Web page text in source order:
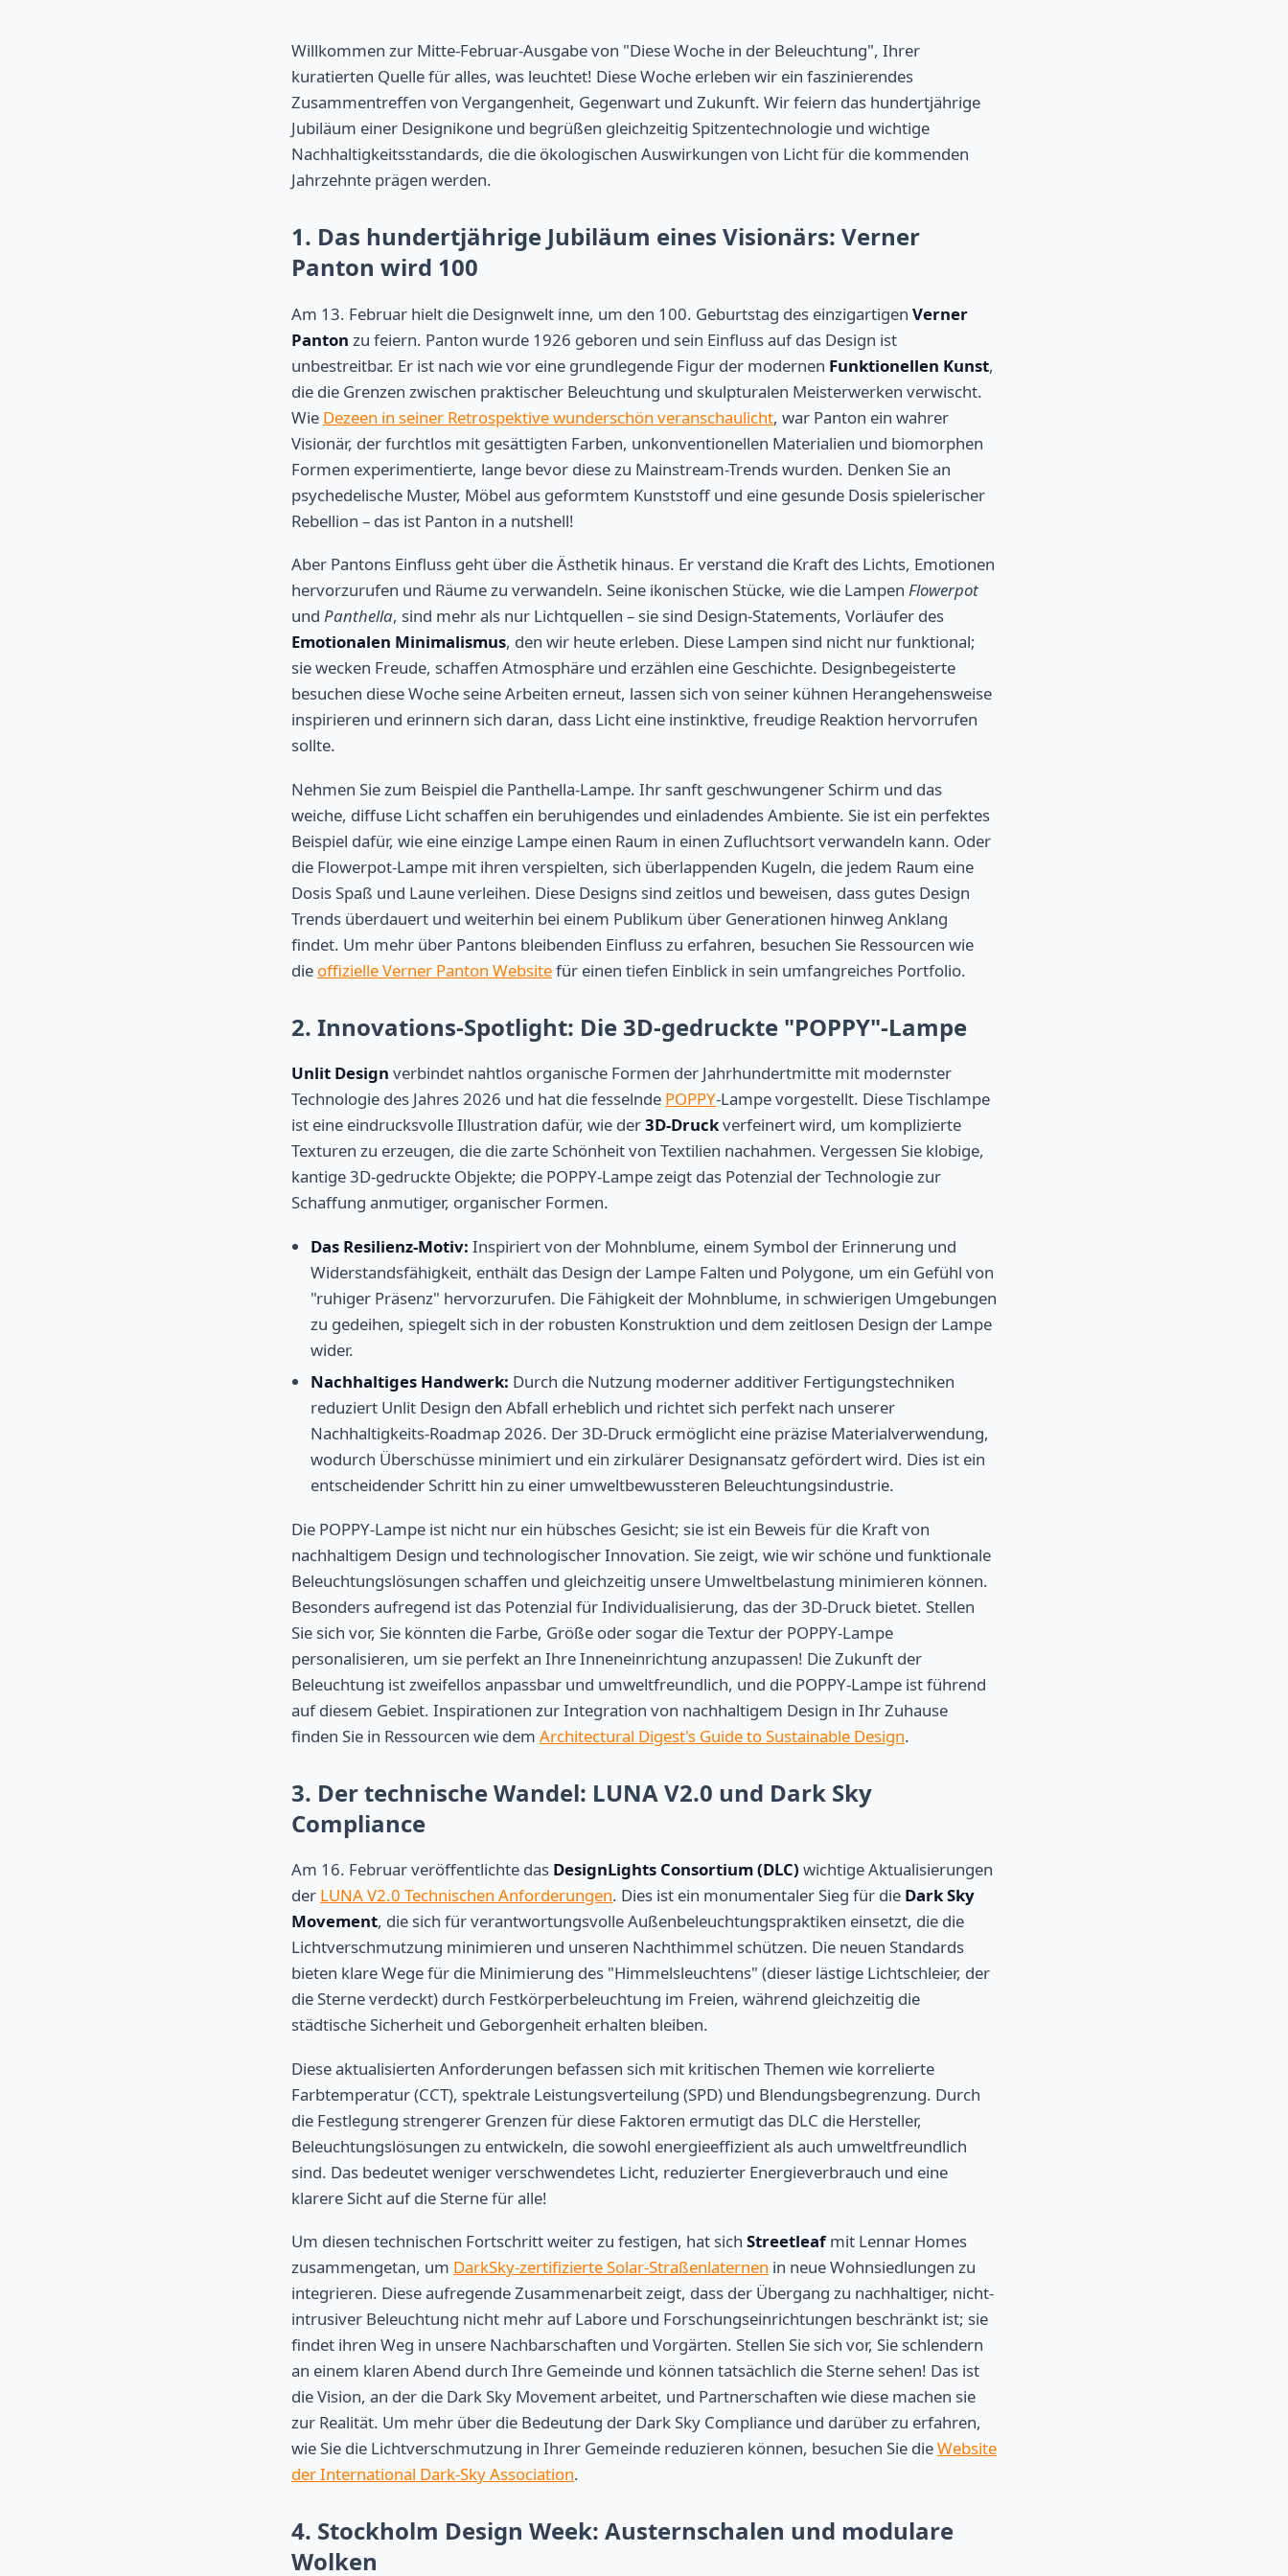
Willkommen zur Mitte-Februar-Ausgabe von "Diese Woche in der Beleuchtung", Ihrer
kuratierten Quelle für alles, was leuchtet! Diese Woche erleben wir ein faszinierendes
Zusammentreffen von Vergangenheit, Gegenwart und Zukunft. Wir feiern das hundertjährige
Jubiläum einer Designikone und begrüßen gleichzeitig Spitzentechnologie und wichtige
Nachhaltigkeitsstandards, die die ökologischen Auswirkungen von Licht für die kommenden
Jahrzehnte prägen werden.
1. Das hundertjährige Jubiläum eines Visionärs: Verner
Panton wird 100
Am 13. Februar hielt die Designwelt inne, um den 100. Geburtstag des einzigartigen Verner
Panton zu feiern. Panton wurde 1926 geboren und sein Einfluss auf das Design ist
unbestreitbar. Er ist nach wie vor eine grundlegende Figur der modernen Funktionellen Kunst,
die die Grenzen zwischen praktischer Beleuchtung und skulpturalen Meisterwerken verwischt.
Wie Dezeen in seiner Retrospektive wunderschön veranschaulicht, war Panton ein wahrer
Visionär, der furchtlos mit gesättigten Farben, unkonventionellen Materialien und biomorphen
Formen experimentierte, lange bevor diese zu Mainstream-Trends wurden. Denken Sie an
psychedelische Muster, Möbel aus geformtem Kunststoff und eine gesunde Dosis spielerischer
Rebellion – das ist Panton in a nutshell!
Aber Pantons Einfluss geht über die Ästhetik hinaus. Er verstand die Kraft des Lichts, Emotionen
hervorzurufen und Räume zu verwandeln. Seine ikonischen Stücke, wie die Lampen Flowerpot
und Panthella, sind mehr als nur Lichtquellen – sie sind Design-Statements, Vorläufer des
Emotionalen Minimalismus, den wir heute erleben. Diese Lampen sind nicht nur funktional;
sie wecken Freude, schaffen Atmosphäre und erzählen eine Geschichte. Designbegeisterte
besuchen diese Woche seine Arbeiten erneut, lassen sich von seiner kühnen Herangehensweise
inspirieren und erinnern sich daran, dass Licht eine instinktive, freudige Reaktion hervorrufen
sollte.
Nehmen Sie zum Beispiel die Panthella-Lampe. Ihr sanft geschwungener Schirm und das
weiche, diffuse Licht schaffen ein beruhigendes und einladendes Ambiente. Sie ist ein perfektes
Beispiel dafür, wie eine einzige Lampe einen Raum in einen Zufluchtsort verwandeln kann. Oder
die Flowerpot-Lampe mit ihren verspielten, sich überlappenden Kugeln, die jedem Raum eine
Dosis Spaß und Laune verleihen. Diese Designs sind zeitlos und beweisen, dass gutes Design
Trends überdauert und weiterhin bei einem Publikum über Generationen hinweg Anklang
findet. Um mehr über Pantons bleibenden Einfluss zu erfahren, besuchen Sie Ressourcen wie
die offizielle Verner Panton Websitefür einen tiefen Einblick in sein umfangreiches Portfolio.
2. Innovations-Spotlight: Die 3D-gedruckte "POPPY"-Lampe
Unlit Design verbindet nahtlos organische Formen der Jahrhundertmitte mit modernster
Technologie des Jahres 2026 und hat die fesselnde POPPY-Lampe vorgestellt. Diese Tischlampe
ist eine eindrucksvolle Illustration dafür, wie der3D-Druckverfeinert wird, um komplizierte
Texturen zu erzeugen, die die zarte Schönheit von Textilien nachahmen. Vergessen Sie klobige,
kantige 3D-gedruckte Objekte; die POPPY-Lampe zeigt das Potenzial der Technologie zur
Schaffung anmutiger, organischer Formen.
Das Resilienz-Motiv: Inspiriert von der Mohnblume, einem Symbol der Erinnerung und
Widerstandsfähigkeit, enthält das Design der Lampe Falten und Polygone, um ein Gefühl von
"ruhiger Präsenz" hervorzurufen. Die Fähigkeit der Mohnblume, in schwierigen Umgebungen
zu gedeihen, spiegelt sich in der robusten Konstruktion und dem zeitlosen Design der Lampe
wider.
Nachhaltiges Handwerk: Durch die Nutzung moderner additiver Fertigungstechniken
reduziert Unlit Design den Abfall erheblich und richtet sich perfekt nach unserer
Nachhaltigkeits-Roadmap 2026. Der 3D-Druck ermöglicht eine präzise Materialverwendung,
wodurch Überschüsse minimiert und ein zirkulärer Designansatz gefördert wird. Dies ist ein
entscheidender Schritt hin zu einer umweltbewussteren Beleuchtungsindustrie.
Die POPPY-Lampe ist nicht nur ein hübsches Gesicht; sie ist ein Beweis für die Kraft von
nachhaltigem Design und technologischer Innovation. Sie zeigt, wie wir schöne und funktionale
Beleuchtungslösungen schaffen und gleichzeitig unsere Umweltbelastung minimieren können.
Besonders aufregend ist das Potenzial für Individualisierung, das der 3D-Druck bietet. Stellen
Sie sich vor, Sie könnten die Farbe, Größe oder sogar die Textur der POPPY-Lampe
personalisieren, um sie perfekt an Ihre Inneneinrichtung anzupassen! Die Zukunft der
Beleuchtung ist zweifellos anpassbar und umweltfreundlich, und die POPPY-Lampe ist führend
auf diesem Gebiet. Inspirationen zur Integration von nachhaltigem Design in Ihr Zuhause
finden Sie in Ressourcen wie dem Architectural Digest's Guide to Sustainable Design.
3. Der technische Wandel: LUNA V2.0 und Dark Sky
Compliance
Am 16. Februar veröffentlichte das DesignLights Consortium (DLC) wichtige Aktualisierungen
der LUNA V2.0 Technischen Anforderungen. Dies ist ein monumentaler Sieg für die Dark Sky
Movement, die sich für verantwortungsvolle Außenbeleuchtungspraktiken einsetzt, die die
Lichtverschmutzung minimieren und unseren Nachthimmel schützen. Die neuen Standards
bieten klare Wege für die Minimierung des "Himmelsleuchtens" (dieser lästige Lichtschleier, der
die Sterne verdeckt) durch Festkörperbeleuchtung im Freien, während gleichzeitig die
städtische Sicherheit und Geborgenheit erhalten bleiben.
Diese aktualisierten Anforderungen befassen sich mit kritischen Themen wie korrelierte
Farbtemperatur (CCT), spektrale Leistungsverteilung (SPD) und Blendungsbegrenzung. Durch
die Festlegung strengerer Grenzen für diese Faktoren ermutigt das DLC die Hersteller,
Beleuchtungslösungen zu entwickeln, die sowohl energieeffizient als auch umweltfreundlich
sind. Das bedeutet weniger verschwendetes Licht, reduzierter Energieverbrauch und eine
klarere Sicht auf die Sterne für alle!
Um diesen technischen Fortschritt weiter zu festigen, hat sich Streetleaf mit Lennar Homes
zusammengetan, um DarkSky-zertifizierte Solar-Straßenlaternen in neue Wohnsiedlungen zu
integrieren. Diese aufregende Zusammenarbeit zeigt, dass der Übergang zu nachhaltiger, nicht-
intrusiver Beleuchtung nicht mehr auf Labore und Forschungseinrichtungen beschränkt ist; sie
findet ihren Weg in unsere Nachbarschaften und Vorgärten. Stellen Sie sich vor, Sie schlendern
an einem klaren Abend durch Ihre Gemeinde und können tatsächlich die Sterne sehen! Das ist
die Vision, an der die Dark Sky Movement arbeitet, und Partnerschaften wie diese machen sie
zur Realität. Um mehr über die Bedeutung der Dark Sky Compliance und darüber zu erfahren,
wie Sie die Lichtverschmutzung in Ihrer Gemeinde reduzieren können, besuchen Sie dieWebsite
der International Dark-Sky Association.
4. Stockholm Design Week: Austernschalen und modulare
Wolken